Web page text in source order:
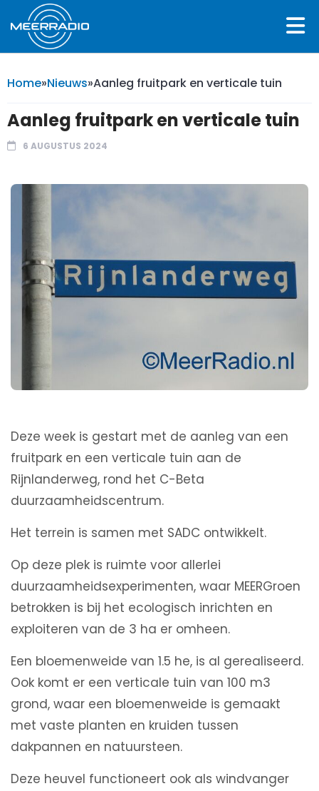
Home»Nieuws»Aanleg fruitpark en verticale tuin
Aanleg fruitpark en verticale tuin
6 AUGUSTUS 2024
Deze week is gestart met de aanleg van een
fruitpark en een verticale tuin aan de
Rijnlanderweg, rond het C-Beta
duurzaamheidscentrum.
Het terrein is samen met SADC ontwikkelt.
Op deze plek is ruimte voor allerlei
duurzaamheidsexperimenten, waar MEERGroen
betrokken is bij het ecologisch inrichten en
exploiteren van de 3 ha er omheen.
Een bloemenweide van 1.5 he, is al gerealiseerd.
Ook komt er een verticale tuin van 100 m3
grond, waar een bloemenweide is gemaakt
met vaste planten en kruiden tussen
dakpannen en natuursteen.
Deze heuvel functioneert ook als windvanger